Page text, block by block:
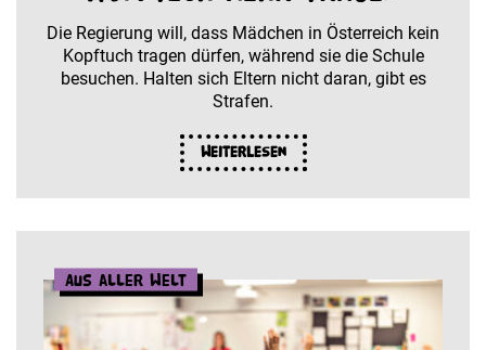
Die Regierung will, dass Mädchen in Österreich kein
Kopftuch tragen dürfen, während sie die Schule
besuchen. Halten sich Eltern nicht daran, gibt es
Strafen.
Weiterlesen
Aus aller Welt